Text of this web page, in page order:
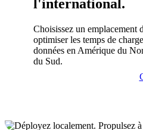
l'international.
Choisissez un emplacement
optimiser les temps de
données en Amérique du
du Sud.